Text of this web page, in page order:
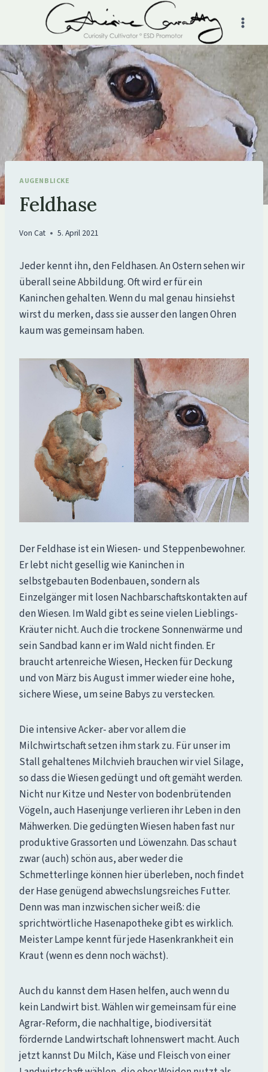
AUGENBLICKE
Feldhase
Von Cat 5. April 2021
Jeder kennt ihn, den Feldhasen. An Ostern sehen wir
überall seine Abbildung. Oft wird er für ein
Kaninchen gehalten. Wenn du mal genau hinsiehst
wirst du merken, dass sie ausser den langen Ohren
kaum was gemeinsam haben.
Der Feldhase ist ein Wiesen- und Steppenbewohner.
Er lebt nicht gesellig wie Kaninchen in
selbstgebauten Bodenbauen, sondern als
Einzelgänger mit losen Nachbarschaftskontakten auf
den Wiesen. Im Wald gibt es seine vielen Lieblings-
Kräuter nicht. Auch die trockene Sonnenwärme und
sein Sandbad kann er im Wald nicht finden. Er
braucht artenreiche Wiesen, Hecken für Deckung
und von März bis August immer wieder eine hohe,
sichere Wiese, um seine Babys zu verstecken.
Die intensive Acker- aber vor allem die
Milchwirtschaft setzen ihm stark zu. Für unser im
Stall gehaltenes Milchvieh brauchen wir viel Silage,
so dass die Wiesen gedüngt und oft gemäht werden.
Nicht nur Kitze und Nester von bodenbrütenden
Vögeln, auch Hasenjunge verlieren ihr Leben in den
Mähwerken. Die gedüngten Wiesen haben fast nur
produktive Grassorten und Löwenzahn. Das schaut
zwar (auch) schön aus, aber weder die
Schmetterlinge können hier überleben, noch findet
der Hase genügend abwechslungsreiches Futter.
Denn was man inzwischen sicher weiß: die
sprichtwörtliche Hasenapotheke gibt es wirklich.
Meister Lampe kennt für jede Hasenkrankheit ein
Kraut (wenn es denn noch wächst).
Auch du kannst dem Hasen helfen, auch wenn du
kein Landwirt bist. Wählen wir gemeinsam für eine
Agrar-Reform, die nachhaltige, biodiversität
fördernde Landwirtschaft lohnenswert macht. Auch
jetzt kannst Du Milch, Käse und Fleisch von einer